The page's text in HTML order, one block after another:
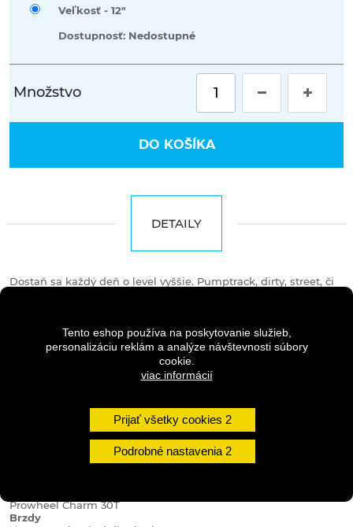
Tento eshop používa na poskytovanie služieb,
personalizáciu reklám a analýze návštevnosti súbory
cookie.
viac informácií
Prijať všetky cookies
Podrobné nastavenia
Veľkosť - 12"
Dostupnosť: Nedostupné
Množstvo
DO KOŠÍKA
DETAILY
Dostaň sa každý deň o level vyššie. Pumptrack, dirty, street, či
alebo roztočiť tailwhip z najväčšieho odrazu v bikeparku.
Špecifikácia:
ALU 6061, Dirt Jump / Pumptrack Geometry, ISCG05, Rear
Derailleur ready, 12"
Prowheel Charm 30T
Brzdy